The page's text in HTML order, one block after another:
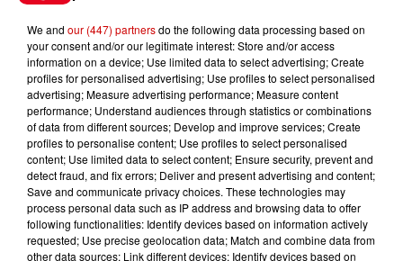
Jeux Voir plus
Le Duel - Gagnez vos entrées
pour l'un des zoos de nos
régions !
Destination Vacances - Gagnez
votre séjour en famille au cœur
de la...
We and our (447) partnersdo the following data processing based on
your consent and/or our legitimate interest: Store and/or access
information on a device; Use limited data to select advertising; Create
profiles for personalised advertising; Use profiles to select personalised
advertising; Measure advertising performance; Measure content
performance; Understand audiences through statistics or combinations
of data from different sources; Develop and improve services; Create
profiles to personalise content; Use profiles to select personalised
content; Use limited data to select content; Ensure security, prevent and
detect fraud, and fix errors; Deliver and present advertising and content;
Save and communicate privacy choices. These technologies may
process personal data such as IP address and browsing data to offer
following functionalities: Identify devices based on information actively
requested; Use precise geolocation data; Match and combine data from
other data sources; Link different devices; Identify devices based on